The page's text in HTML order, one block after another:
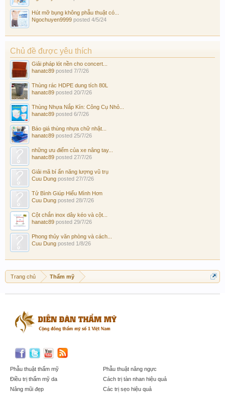
Hút mỡ bụng không phẫu thuật có...
Ngochuyen9999 posted 4/5/24
Chủ đề được yêu thích
Giải pháp lót nền cho concert...
hanatc89 posted 7/7/26
Thùng rác HDPE dung tích 80L
hanatc89 posted 20/7/26
Thùng Nhựa Nắp Kín: Công Cụ Nhỏ...
hanatc89 posted 6/7/26
Báo giá thùng nhựa chữ nhật...
hanatc89 posted 25/7/26
những ưu điểm của xe nâng tay...
hanatc89 posted 27/7/26
Giải mã bí ẩn năng lượng vũ trụ
Cuu Dung posted 27/7/26
Tử Bình Giúp Hiểu Mình Hơn
Cuu Dung posted 28/7/26
Cột chắn inox dây kéo và cột...
hanatc89 posted 29/7/26
Phong thủy văn phòng và cách...
Cuu Dung posted 1/8/26
Trang chủ Thẩm mỹ
Phẫu thuật thẩm mỹ
Điều trị thẩm mỹ da
Nâng mũi đẹp
Phẫu thuật nâng ngực
Cách trị tàn nhan hiệu quả
Các trị sẹo hiệu quả